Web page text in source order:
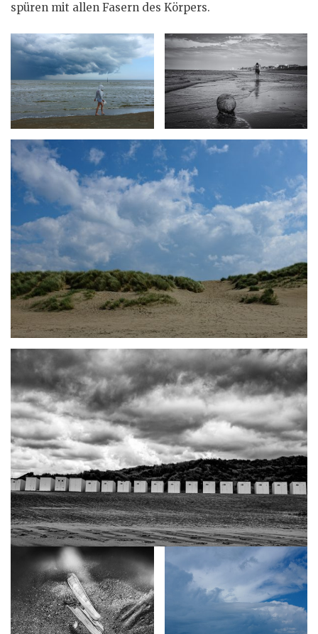
spüren mit allen Fasern des Körpers.